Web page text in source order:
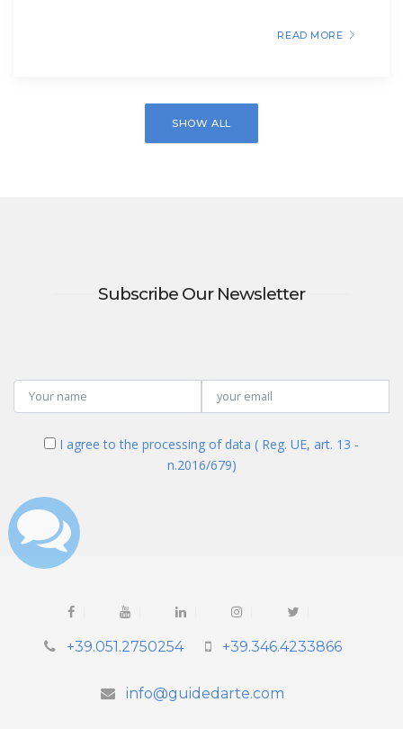
READ MORE
SHOW ALL
Subscribe Our Newsletter
I agree to the processing of data ( Reg. UE, art. 13 -
n.2016/679)
+39.051.2750254 +39.346.4233866
info@guidedarte.com